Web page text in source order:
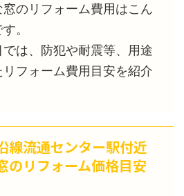
のリフォーム費用はこん
。
では、防犯や耐震等、用途
リフォーム費用目安を紹介
線流通センター駅付近
のリフォーム価格目安